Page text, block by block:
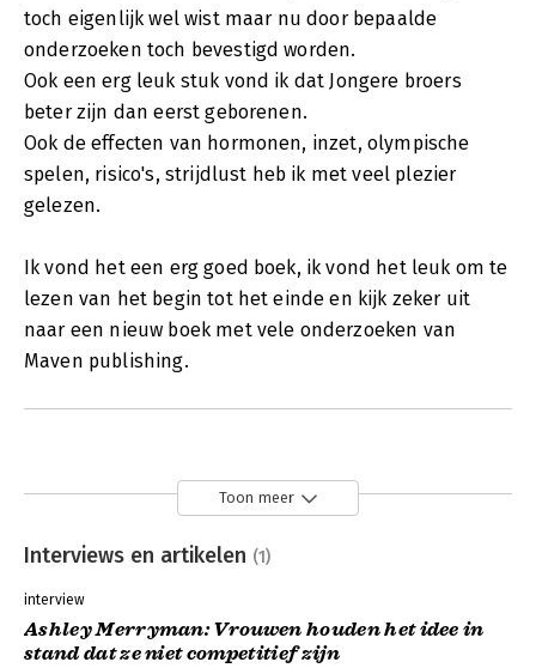
toch eigenlijk wel wist maar nu door bepaalde
onderzoeken toch bevestigd worden.
Ook een erg leuk stuk vond ik dat Jongere broers
beter zijn dan eerst geborenen.
Ook de effecten van hormonen, inzet, olympische
spelen, risico's, strijdlust heb ik met veel plezier
gelezen.
Ik vond het een erg goed boek, ik vond het leuk om te
lezen van het begin tot het einde en kijk zeker uit
naar een nieuw boek met vele onderzoeken van
Maven publishing.
Toon meer
Interviews en artikelen (1)
interview
Ashley Merryman: Vrouwen houden het idee in
stand dat ze niet competitief zijn